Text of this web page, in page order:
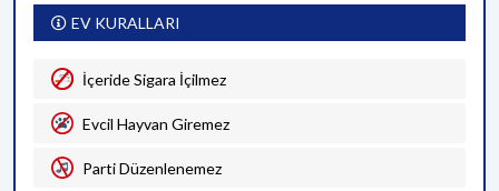
EV KURALLARI
İçeride Sigara İçilmez
Evcil Hayvan Giremez
Parti Düzenlenemez